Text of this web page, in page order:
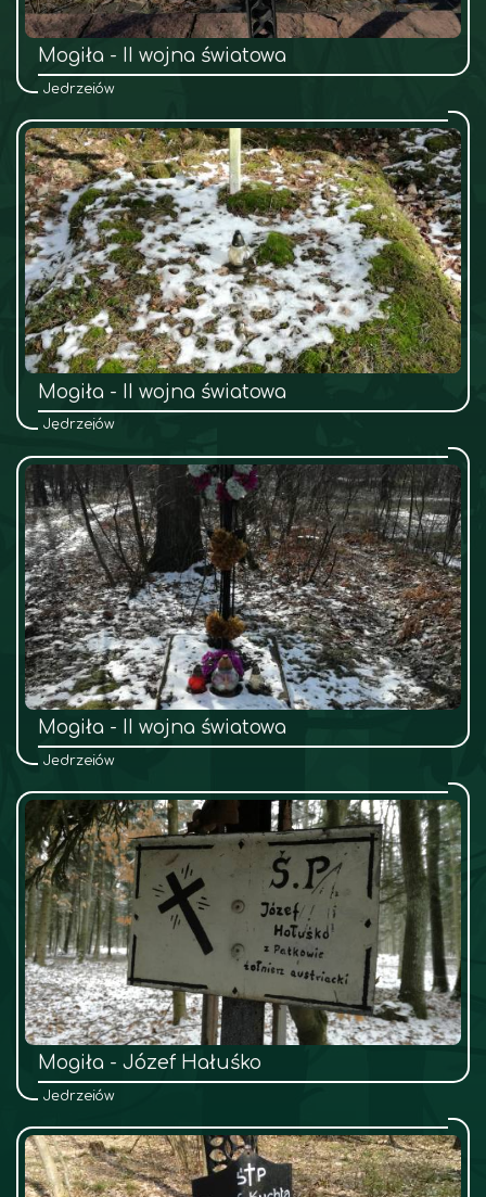
Mogiła - II wojna światowa
Jędrzejów
Mogiła - II wojna światowa
Jędrzejów
Mogiła - II wojna światowa
Jędrzejów
Mogiła - Józef Hałuśko
Jędrzejów